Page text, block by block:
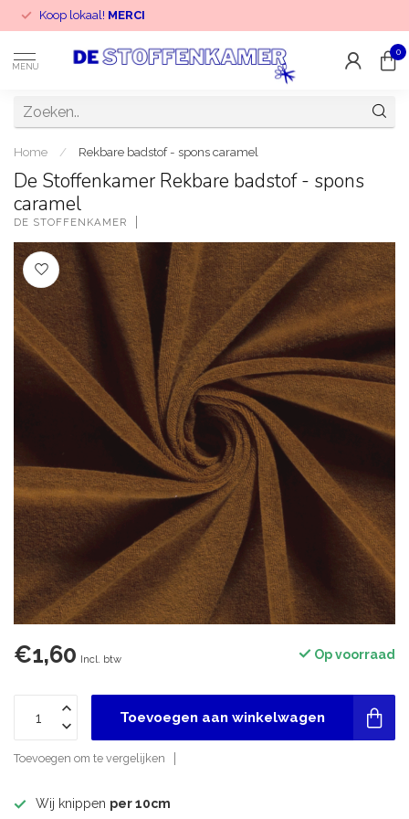
Koop lokaal! MERCI
MENU
0
Home / Rekbare badstof - spons caramel
De Stoffenkamer Rekbare badstof - spons
caramel
DE STOFFENKAMER
€1,60 Incl. btw Op voorraad
Toevoegen aan winkelwagen
Toevoegen om te vergelijken
Wij knippen per 10cm